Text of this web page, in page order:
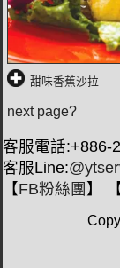
甜味香蕉沙拉
next page?
客服電話:+886-
客服Line:
【FB粉絲團 】 【